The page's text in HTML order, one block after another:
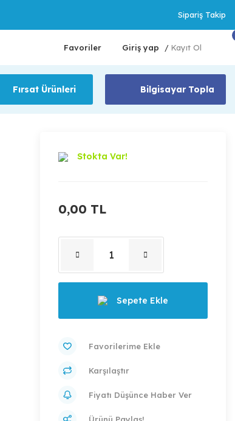
Sipariş Takip
Favoriler Giriş yap / Kayıt Ol
Fırsat Ürünleri Bilgisayar Topla
Stokta Var!
0,00 TL
Sepete Ekle
Karşılaştır
Fiyatı Düşünce Haber Ver
Ürünü Paylaş!